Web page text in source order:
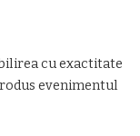
cu exactitate
evenimentul